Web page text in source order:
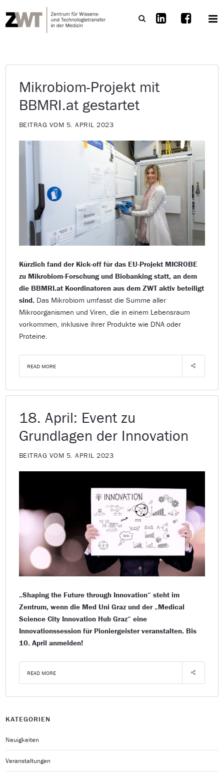
Mikrobiom-Projekt mit
BBMRI.at gestartet
BEITRAG VOM 5. APRIL 2023
Kürzlich fand der Kick-off für das EU-Projekt MICROBE
zu Mikrobiom-Forschung und Biobanking statt, an dem
die BBMRI.at Koordinatoren aus dem ZWT aktiv beteiligt
sind. Das Mikrobiom umfasst die Summe aller
Mikroorganismen und Viren, die in einem Lebensraum
vorkommen, inklusive ihrer Produkte wie DNA oder
Proteine.
READ MORE
18. April: Event zu
Grundlagen der Innovation
BEITRAG VOM 5. APRIL 2023
„Shaping the Future through Innovation“ steht im
Zentrum, wenn die Med Uni Graz und der „Medical
Science City Innovation Hub Graz“ eine
Innovationssession für Pioniergeister veranstalten. Bis
10. April anmelden!
READ MORE
KATEGORIEN
Neuigkeiten
Veranstaltungen